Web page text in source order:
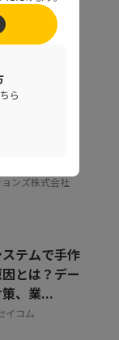
対応の時間
方法
ていた「便
ンズ株式会社
テムで手作
とは？デー
、業...
イコム
ら